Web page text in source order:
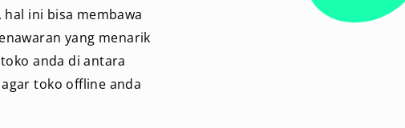
ini bisa membawa
yang menarik
anda di antara
toko offline anda